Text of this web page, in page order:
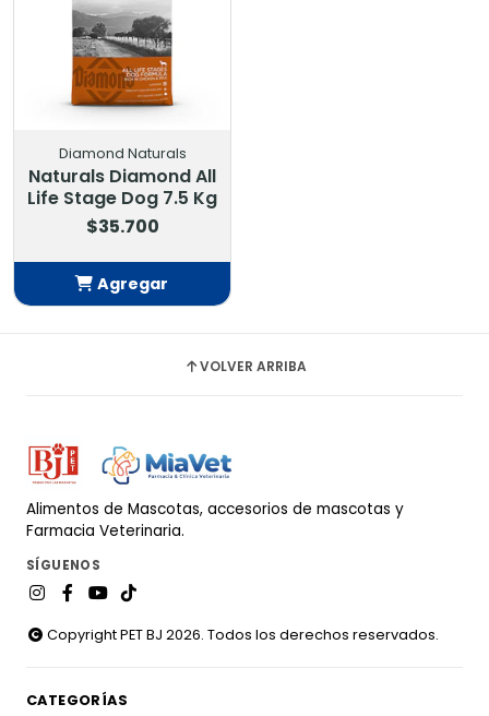
Diamond Naturals
Naturals Diamond All
Life Stage Dog 7.5 Kg
$35.700
Agregar
VOLVER ARRIBA
Alimentos de Mascotas, accesorios de mascotas y
Farmacia Veterinaria.
SÍGUENOS
Copyright PET BJ 2026. Todos los derechos reservados.
CATEGORÍAS